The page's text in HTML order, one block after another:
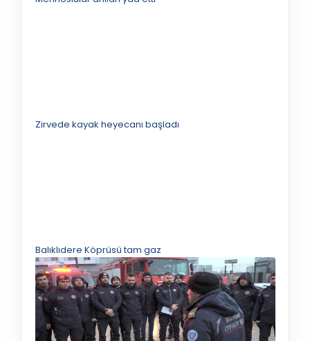
Zirvede kayak heyecanı başladı
Balıklıdere Köprüsü tam gaz